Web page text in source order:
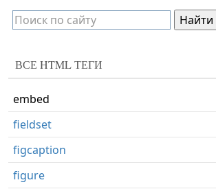
ВСЕ HTML ТЕГИ
DOCTYPE
em
embed
fieldset
figcaption
figure